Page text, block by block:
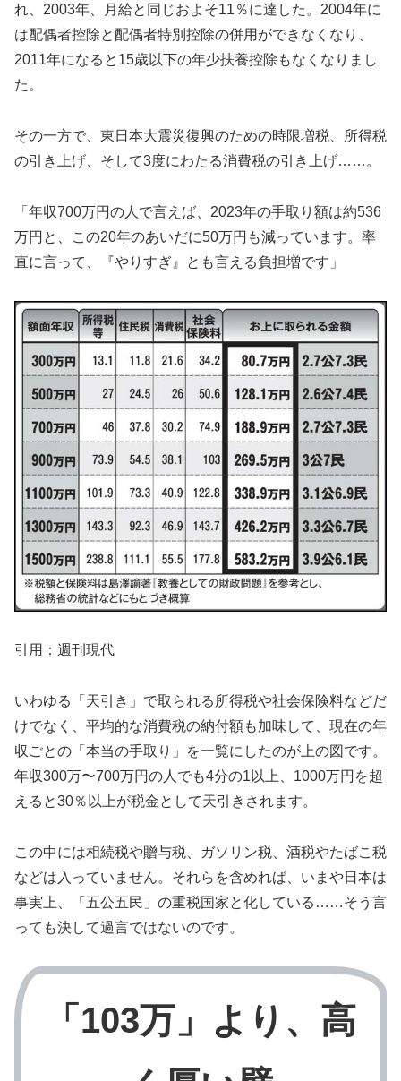
れ、2003年、月給と同じおよそ11％に達した。2004年に
は配偶者控除と配偶者特別控除の併用ができなくなり、
2011年になると15歳以下の年少扶養控除もなくなりまし
た。
その一方で、東日本大震災復興のための時限増税、所得税
の引き上げ、そして3度にわたる消費税の引き上げ……。
「年収700万円の人で言えば、2023年の手取り額は約536
万円と、この20年のあいだに50万円も減っています。率
直に言って、『やりすぎ』とも言える負担増です」
引用：週刊現代
いわゆる「天引き」で取られる所得税や社会保険料などだ
けでなく、平均的な消費税の納付額も加味して、現在の年
収ごとの「本当の手取り」を一覧にしたのが上の図です。
年収300万〜700万円の人でも4分の1以上、1000万円を超
えると30％以上が税金として天引きされます。
この中には相続税や贈与税、ガソリン税、酒税やたばこ税
などは入っていません。それらを含めれば、いまや日本は
事実上、「五公五民」の重税国家と化している……そう言
っても決して過言ではないのです。
「103万」より、高